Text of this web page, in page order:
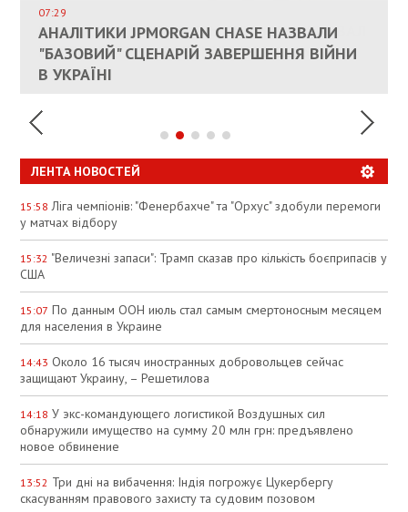
КАНДИДАТ В ПРЕМЬЕРЫ ПОЛЬШИ ПРИЗВАЛ
ЕС ПРЕКРАТИТЬ ВОЕННУЮ ПОМОЩЬ
УКРАИНЕ
07:29
АНАЛІТИКИ JPMORGAN CHASE НАЗВАЛИ
"БАЗОВИЙ" СЦЕНАРІЙ ЗАВЕРШЕННЯ ВІЙНИ
В УКРАЇНІ
СОСТОИТСЯ В БЛИЖАЙШЕЕ ВРЕМЯ, –
РЮТТЕ
ПАЛИВНИЙ РИНОК РОЗІГРІЛИ ШТУЧНО:
АНАЛІТИКИ ЗВИНУВАТИЛИ АЗС У
СПЕКУЛЯЦІЇ
ЛЕНТА НОВОСТЕЙ
15:58 Ліга чемпіонів: "Фенербахче" та "Орхус" здобули перемоги
у матчах відбору
15:32 "Величезні запаси": Трамп сказав про кількість боєприпасів у
США
15:07 По данным ООН июль стал самым смертоносным месяцем
для населения в Украине
14:43 Около 16 тысяч иностранных добровольцев сейчас
защищают Украину, – Решетилова
14:18 У экс-командующего логистикой Воздушных сил
обнаружили имущество на сумму 20 млн грн: предъявлено
новое обвинение
13:52 Три дні на вибачення: Індія погрожує Цукербергу
скасуванням правового захисту та судовим позовом